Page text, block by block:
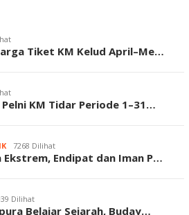
Tiket KM Kelud April–Me…
Pelni KM Tidar Periode 1–31…
7268 Dilihat
Ekstrem, Endipat dan Iman P…
Dilihat
Belajar Sejarah, Buday…